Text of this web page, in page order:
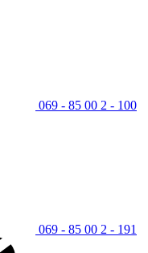
069 - 85 00 2 - 100
069 - 85 00 2 - 191